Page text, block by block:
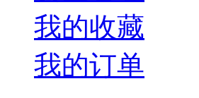
我的收藏
我的订单